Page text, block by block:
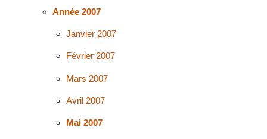
Année 2007
Janvier 2007
Février 2007
Mars 2007
Avril 2007
Mai 2007